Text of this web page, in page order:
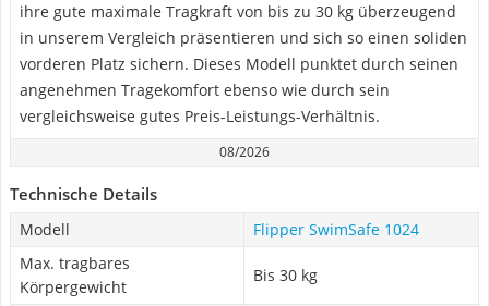
ihre gute maximale Tragkraft von bis zu 30 kg überzeugend
in unserem Vergleich präsentieren und sich so einen soliden
vorderen Platz sichern. Dieses Modell punktet durch seinen
angenehmen Tragekomfort ebenso wie durch sein
vergleichsweise gutes Preis-Leistungs-Verhältnis.
08/2026
Technische Details
Modell
Flipper SwimSafe 1024
Max. tragbares
Körpergewicht
Bis 30 kg